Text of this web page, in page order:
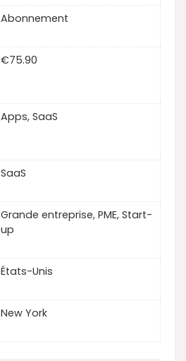
Abonnement
€75.90
Apps, SaaS
SaaS
Grande entreprise, PME, Start-
up
États-Unis
New York